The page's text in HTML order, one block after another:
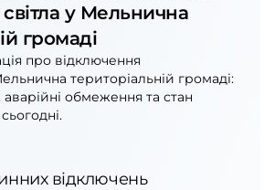
у Мельнична
громаді
про відключення
територіальній громаді:
аварійні обмеження та стан
відключень